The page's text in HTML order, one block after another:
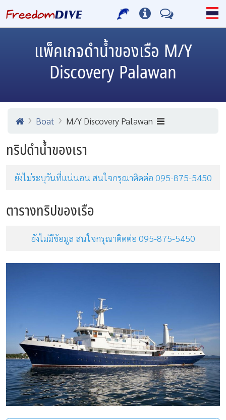
แพ็คเกจดำน้ำของเรือ M/Y
Discovery Palawan
Boat M/Y Discovery Palawan
ทริปดำน้ำของเรา
ยังไม่ระบุวันที่แน่นอน สนใจกรุณาติดต่อ 095-875-5450
ตารางทริปของเรือ
ยังไม่มีข้อมูล สนใจกรุณาติดต่อ 095-875-5450